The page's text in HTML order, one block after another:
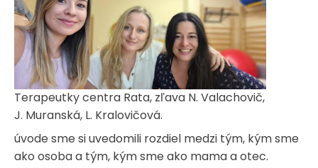
Terapeutky centra Rata, zľava N. Valachovič,
J. Muranská, L. Kralovičová.
úvode sme si uvedomili rozdiel medzi tým, kým sme
ako osoba a tým, kým sme ako mama a otec.